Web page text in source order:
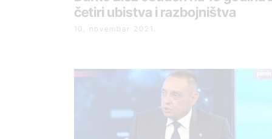
četiri ubistva i razbojništva
10. novembar 2021.